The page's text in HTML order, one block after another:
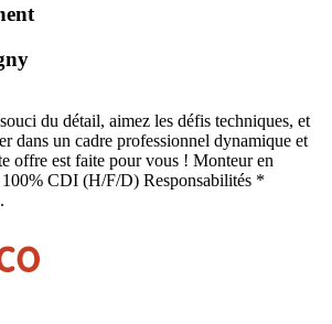
du détail, aimez les défis techniques, et
dans un cadre professionnel dynamique et
offre est faite pour vous ! Monteur en
CDI (H/F/D) Responsabilités *